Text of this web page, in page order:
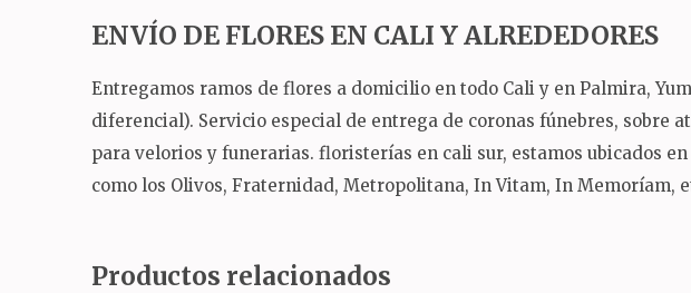
ENVÍO DE FLORES EN CALI Y ALREDEDORES
Entregamos ramos de flores a domicilio en todo Cali y en Palmira,
diferencial). Servicio especial de entrega de coronas fúnebres, sobre
para velorios y funerarias. floristerías en cali sur, estamos ubicados
como los Olivos, Fraternidad, Metropolitana, In Vitam, In Memoríam,
Productos relacionados